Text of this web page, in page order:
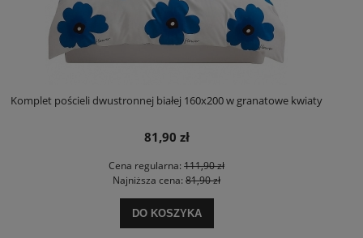
Komplet pościeli dwustronnej białej 160x200 w granatowe kwiaty
81,90 zł
Cena regularna: 111,90 zł
Najniższa cena: 81,90 zł
DO KOSZYKA